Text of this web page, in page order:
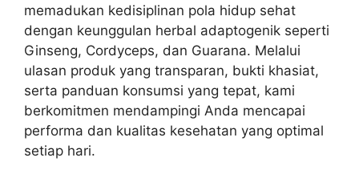
memadukan kedisiplinan pola hidup sehat
dengan keunggulan herbal adaptogenik seperti
Ginseng, Cordyceps, dan Guarana. Melalui
ulasan produk yang transparan, bukti khasiat,
serta panduan konsumsi yang tepat, kami
berkomitmen mendampingi Anda mencapai
performa dan kualitas kesehatan yang optimal
setiap hari.